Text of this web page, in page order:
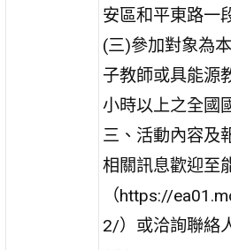
安區和平東路一
(三)參加對象為
子教師或具能源
小時以上之全國
三、活動內容及
相關訊息歡迎至
（https://
2/）或洽詢聯絡